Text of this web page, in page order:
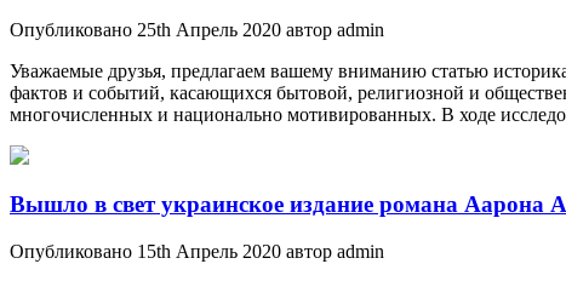
Опубликовано 25th Апрель 2020 автор admin
Уважаемые друзья, предлагаем вашему вниманию статью
фактов и событий, касающихся бытовой, религиозной и
многочисленных и национально мотивированных. В ходе
Вышло в свет украинское издание романа Аарона
Опубликовано 15th Апрель 2020 автор admin